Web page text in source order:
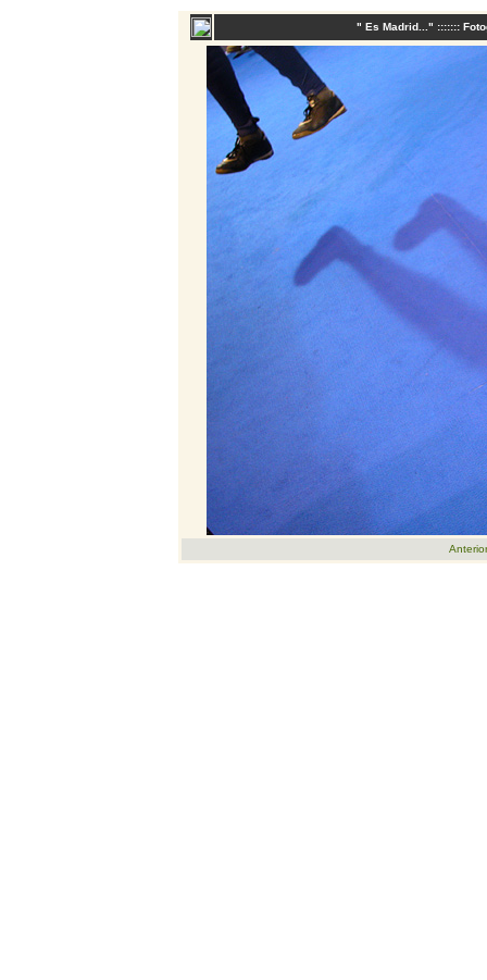
" Es Madrid..." :::::::
Anterior